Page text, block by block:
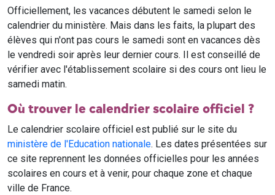
Officiellement, les vacances débutent le samedi selon le
calendrier du ministère. Mais dans les faits, la plupart des
élèves qui n'ont pas cours le samedi sont en vacances dès
le vendredi soir après leur dernier cours. Il est conseillé de
vérifier avec l'établissement scolaire si des cours ont lieu le
samedi matin.
Où trouver le calendrier scolaire officiel ?
Le calendrier scolaire officiel est publié sur le site du
ministère de l'Education nationale. Les dates présentées sur
ce site reprennent les données officielles pour les années
scolaires en cours et à venir, pour chaque zone et chaque
ville de France.